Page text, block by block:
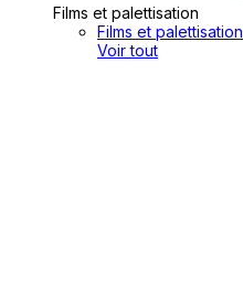
Films et palettisation
Films et palettisation
Voir tout